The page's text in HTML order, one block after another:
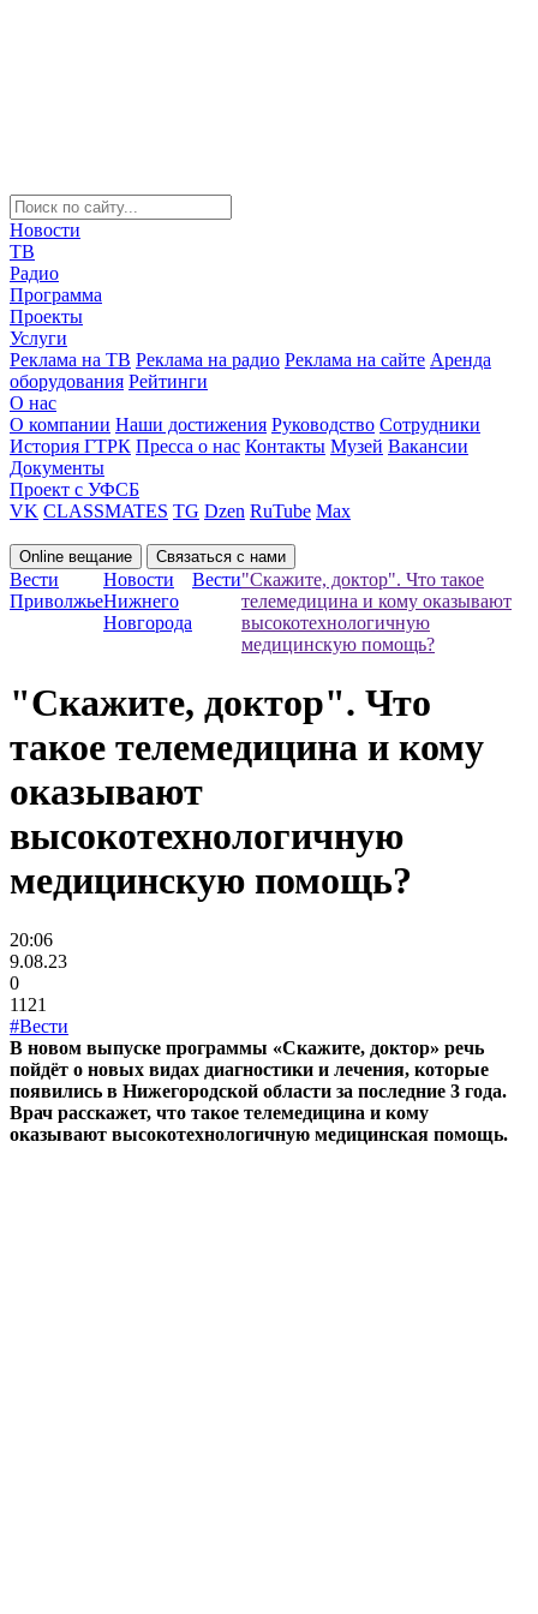
Новости
ТВ
Радио
Программа
Проекты
Услуги
Реклама на ТВ Реклама на радио Реклама на сайте Аренда
оборудования Рейтинги
О нас
О компании Наши достижения Руководство Сотрудники
История ГТРК Пресса о нас Контакты Музей Вакансии
Документы
Проект с УФСБ
VK CLASSMATES TG Dzen RuTube Max
Online вещание Связаться с нами
Вести
Приволжье
Новости
Нижнего
Новгорода
Вести"Скажите, доктор". Что такое
телемедицина и кому оказывают
высокотехнологичную
медицинскую помощь?
"Скажите, доктор". Что
такое телемедицина и кому
оказывают
высокотехнологичную
медицинскую помощь?
20:06
9.08.23
0
1121
#Вести
В новом выпуске программы «Скажите, доктор» речь
пойдёт о новых видах диагностики и лечения, которые
появились в Нижегородской области за последние 3 года.
Врач расскажет, что такое телемедицина и кому
оказывают высокотехнологичную медицинская помощь.